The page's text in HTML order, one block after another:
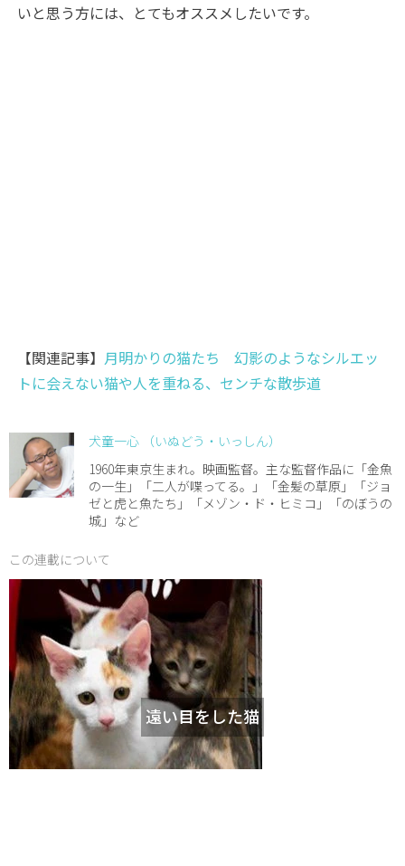
いと思う方には、とてもオススメしたいです。
【関連記事】 月明かりの猫たち 幻影のようなシルエッ
トに会えない猫や人を重ねる、センチな散歩道
犬童一心 （いぬどう・いっしん）
1960年東京生まれ。映画監督。主な監督作品に「金魚
の一生」「二人が喋ってる。」「金髪の草原」「ジョ
ゼと虎と魚たち」「メゾン・ド・ヒミコ」「のぼうの
城」など
この連載について
遠い目をした猫